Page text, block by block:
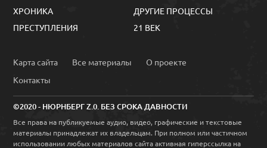
ХРОНИКА
ПРЕСТУПЛЕНИЯ
ДРУГИЕ ПРОЦЕССЫ
21 ВЕК
Карта сайта Все материалы
О проекте
Контакты
©2020 - НЮРНБЕРГ Z.0. БЕЗ СРОКА ДАВНОСТИ
Все права на публикуемые аудио, видео, графические и текстовые
материалы принадлежат их владельцам. При полном или частичном
использовании любых материалов сайта активная гиперссылка на